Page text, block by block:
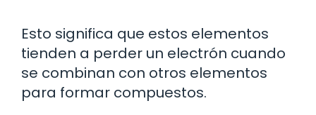
Esto significa que estos elementos
tienden a perder un electrón cuando
se combinan con otros elementos
para formar compuestos.